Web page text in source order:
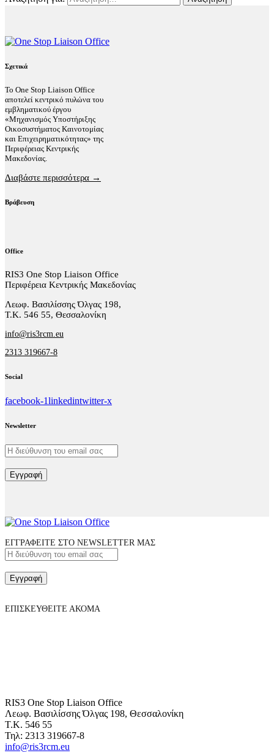
Σχετικά
Το One Stop Liaison Office
αποτελεί κεντρικό πυλώνα του
εμβληματικού έργου
«Μηχανισμός Υποστήριξης
Οικοσυστήματος Καινοτομίας
και Επιχειρηματικότητας» της
Περιφέρειας Κεντρικής
Μακεδονίας.
Διαβάστε περισσότερα →
Βράβευση
Office
RIS3 One Stop Liaison Office
Περιφέρεια Κεντρικής Μακεδονίας
Λεωφ. Βασιλίσσης Όλγας 198,
Τ.Κ. 546 55, Θεσσαλονίκη
info@ris3rcm.eu
2313 319667-8
Social
facebook-1linkedintwitter-x
Newsletter
Εγγραφή
ΕΓΓΡΑΦΕΙΤΕ ΣΤΟ NEWSLETTER ΜΑΣ
Εγγραφή
ΕΠΙΣΚΕΥΘΕΙΤΕ ΑΚΟΜΑ
RIS3 One Stop Liaison Office
Λεωφ. Βασιλίσσης Όλγας 198, Θεσσαλονίκη
Τ.Κ. 546 55
Τηλ: 2313 319667-8
info@ris3rcm.eu